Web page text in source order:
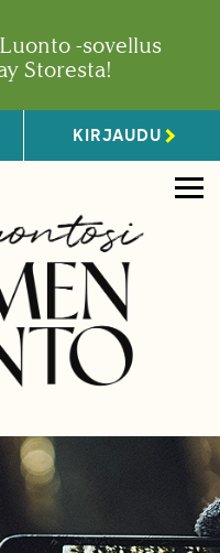
-sovellus
Storesta!
KIRJAUDU